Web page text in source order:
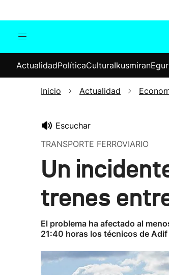
Internacional
Elecciones
ActualidadPolíticaCulturaIkusmiran
Inicio Actualidad
Escuchar
TRANSPORTE FERROVIARIO
Un
trenes
El problema ha afectado al
21:40 horas los técnicos de